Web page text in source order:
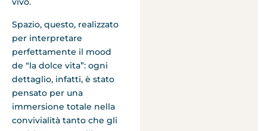
Spazio, questo, realizzato
per interpretare
perfettamente il mood
de “la dolce vita”: ogni
dettaglio, infatti, è stato
pensato per una
immersione totale nella
convivialità tanto che gli